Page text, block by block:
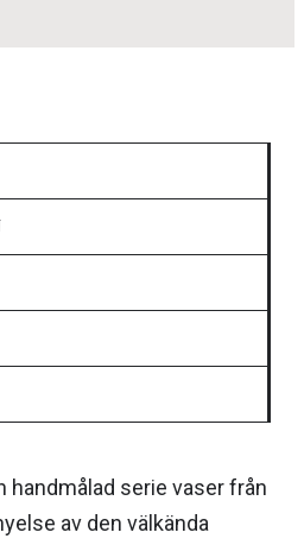
handmålad serie vaser från
av den välkända